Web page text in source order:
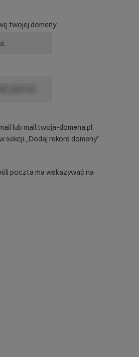
twojej domeny
lub mail.twoja-domena.pl,
sekcji „Dodaj rekord domeny”
poczta ma wskazywać na